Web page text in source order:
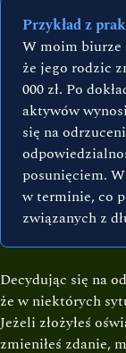
Przykład z
W moim biurze
że jego rodzic
000 zł. Po
aktywów
się na
posunięciem.
w terminie, co
związanych z
Decydując się na
że w niektórych
Jeżeli złożyłeś
zmieniłeś zdanie,